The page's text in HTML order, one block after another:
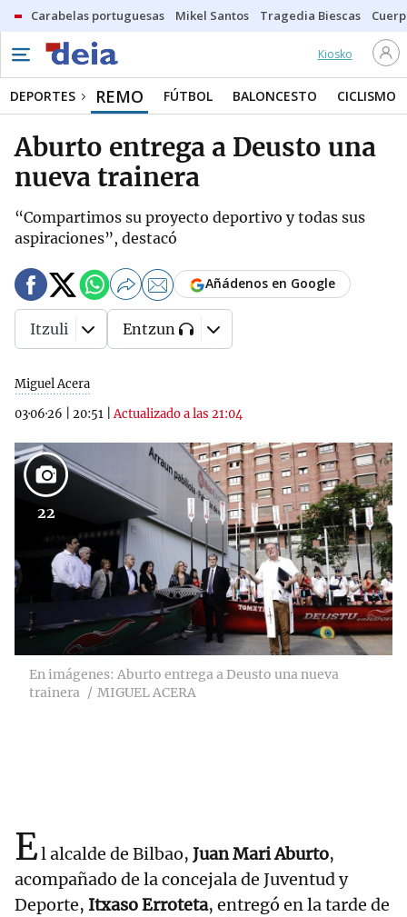
Carabelas portuguesas Mikel Santos Tragedia Biescas
Kiosko
DEPORTES REMO FÚTBOL BALONCESTO CICLISMO
Aburto entrega a Deusto una
nueva trainera
“Compartimos su proyecto deportivo y todas sus
aspiraciones”, destacó
Miguel Acera
03·06·26
20:51 |Actualizado a las 21:04
Añádenos en Google
Itzuli Entzun
22
En imágenes: Aburto entrega a Deusto una nueva
trainera
MIGUEL ACERA
El alcalde de Bilbao, Juan Mari Aburto,
acompañado de la concejala de Juventud y
Deporte, Itxaso Erroteta, entregó en la tarde de